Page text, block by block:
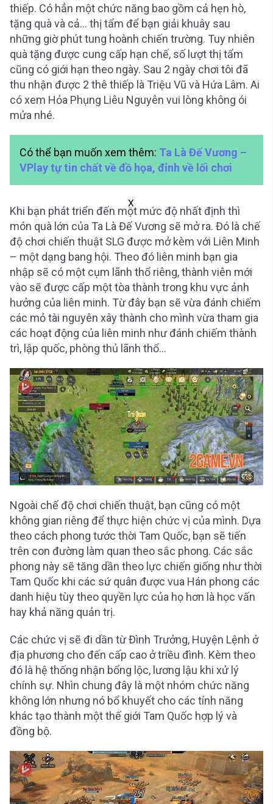
thiếp. Có hẳn một chức năng bao gồm cả hẹn hò,
tặng quà và cả… thị tẩm để bạn giải khuây sau
những giờ phút tung hoành chiến trường. Tuy nhiên
quà tặng được cung cấp hạn chế, số lượt thị tẩm
cũng có giới hạn theo ngày. Sau 2 ngày chơi tôi đã
thu nhận được 2 thê thiếp là Triệu Vũ và Hứa Lâm. Ai
có xem Hỏa Phụng Liêu Nguyên vui lòng không ói
mửa nhé.
Có thể bạn muốn xem thêm: Ta Là Đế Vương –
VPlay tự tin chất về đồ họa, đỉnh về lối chơi
X
Khi bạn phát triển đến một mức độ nhất định thì
món quà lớn của Ta Là Đế Vương sẽ mở ra. Đó là chế
độ chơi chiến thuật SLG được mở kèm với Liên Minh
– một dạng bang hội. Theo đó liên minh bạn gia
nhập sẽ có một cụm lãnh thổ riêng, thành viên mới
vào sẽ được cấp một tòa thành trong khu vực ảnh
hưởng của liên minh. Từ đây bạn sẽ vừa đánh chiếm
các mỏ tài nguyên xây thành cho mình vừa tham gia
các hoạt động của liên minh như đánh chiếm thành
trì, lập quốc, phòng thủ lãnh thổ…
Ngoài chế độ chơi chiến thuật, bạn cũng có một
không gian riêng để thực hiện chức vị của mình. Dựa
theo cách phong tước thời Tam Quốc, bạn sẽ tiến
trên con đường làm quan theo sắc phong. Các sắc
phong này sẽ tăng dần theo lực chiến giống như thời
Tam Quốc khi các sứ quân được vua Hán phong các
danh hiệu tùy theo quyền lực của họ hơn là học vấn
hay khả năng quản trị.
Các chức vị sẽ đi dần từ Đình Trưởng, Huyện Lệnh ở
địa phương cho đến cấp cao ở triều đình. Kèm theo
đó là hệ thống nhận bổng lộc, lương lậu khi xử lý
chính sự. Nhìn chung đây là một nhóm chức năng
không lớn nhưng nó bổ khuyết cho các tính năng
khác tạo thành một thế giới Tam Quốc hợp lý và
đồng bộ.